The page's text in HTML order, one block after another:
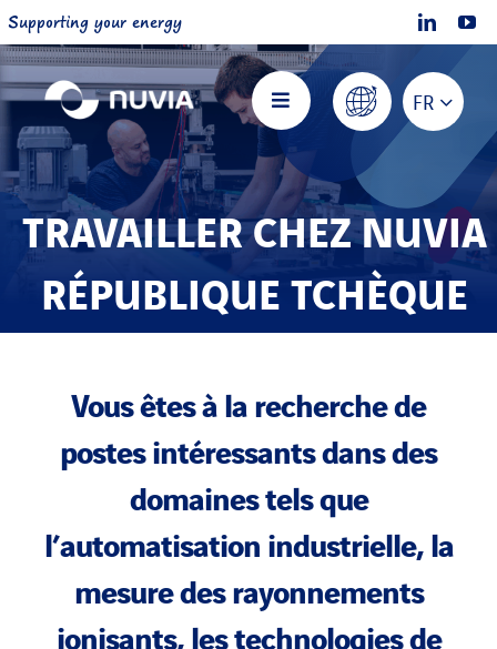
Passer
au
contenu
Supporting your energy
Toggle
Navigation
Accueil
A propos de NUVIA
Nos offres
Projets
Rejoignez-nous
Actualités
FR
TRAVAILLER CHEZ NUVIA
RÉPUBLIQUE TCHÈQUE
Vous êtes à la recherche de
postes intéressants dans des
domaines tels que
l’automatisation industrielle, la
mesure des rayonnements
ionisants, les technologies de